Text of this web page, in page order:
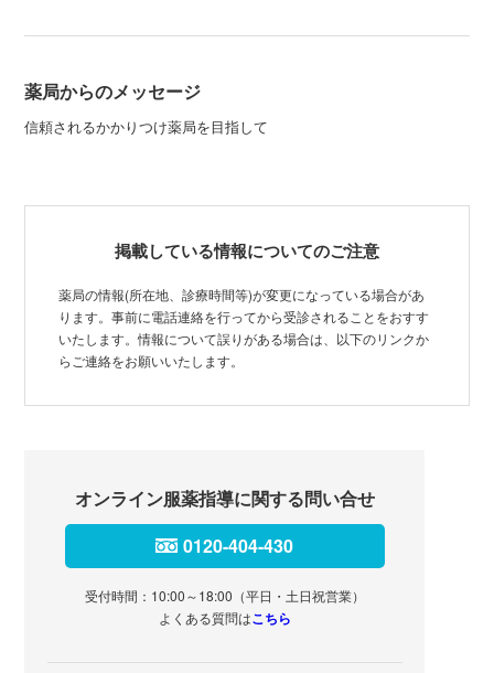
薬局からのメッセージ
信頼されるかかりつけ薬局を目指して
掲載している情報についてのご注意
薬局の情報(所在地、診療時間等)が変更になっている場合があ
ります。事前に電話連絡を行ってから受診されることをおすす
いたします。情報について誤りがある場合は、以下のリンクか
らご連絡をお願いいたします。
オンライン服薬指導に関する問い合せ
0120-404-430
受付時間：10:00～18:00（平日・土日祝営業）
よくある質問はこちら